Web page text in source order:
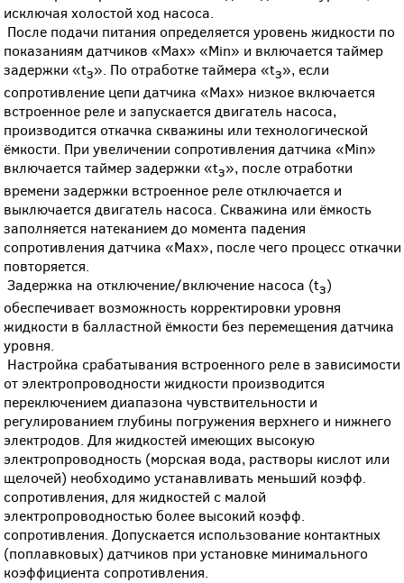
исключая холостой ход насоса.
После подачи питания определяется уровень жидкости по
показаниям датчиков «Max» «Min» и включается таймер
задержки «tз». По отработке таймера «tз», если
сопротивление цепи датчика «Max» низкое включается
встроенное реле и запускается двигатель насоса,
производится откачка скважины или технологической
ёмкости. При увеличении сопротивления датчика «Min»
включается таймер задержки «tз», после отработки
времени задержки встроенное реле отключается и
выключается двигатель насоса. Скважина или ёмкость
заполняется натеканием до момента падения
сопротивления датчика «Мах», после чего процесс откачки
повторяется.
Задержка на отключение/включение насоса (tз)
обеспечивает возможность корректировки уровня
жидкости в балластной ёмкости без перемещения датчика
уровня.
Настройка срабатывания встроенного реле в зависимости
от электропроводности жидкости производится
переключением диапазона чувствительности и
регулированием глубины погружения верхнего и нижнего
электродов. Для жидкостей имеющих высокую
электропроводность (морская вода, растворы кислот или
щелочей) необходимо устанавливать меньший коэфф.
сопротивления, для жидкостей с малой
электропроводностью более высокий коэфф.
сопротивления. Допускается использование контактных
(поплавковых) датчиков при установке минимального
коэффициента сопротивления.